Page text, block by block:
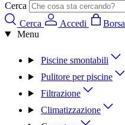
Cerca
Cerca Accedi
Borsa
Menu
Piscine smontabili
Pulitore per piscine
Filtrazione
Climatizzazione